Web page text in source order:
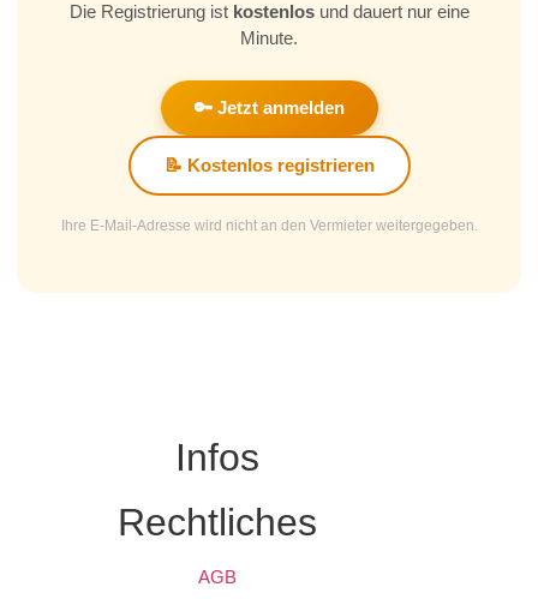
Die Registrierung ist kostenlosund dauert nur eine
Minute.
🔑 Jetzt anmelden
📝 Kostenlos registrieren
Ihre E-Mail-Adresse wird nicht an den Vermieter weitergegeben.
Infos
Rechtliches
AGB